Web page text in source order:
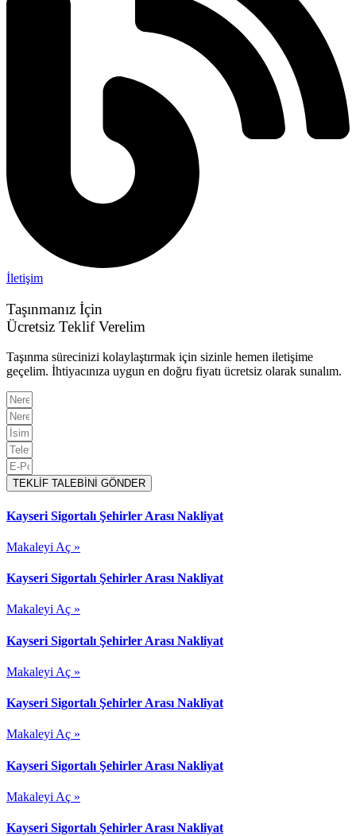
İletişim
Taşınmanız İçin
Ücretsiz Teklif Verelim
Taşınma sürecinizi kolaylaştırmak için sizinle hemen iletişime
geçelim. İhtiyacınıza uygun en doğru fiyatı ücretsiz olarak sunalım.
TEKLİF TALEBİNİ GÖNDER
Kayseri Sigortalı Şehirler Arası Nakliyat
Makaleyi Aç »
Kayseri Sigortalı Şehirler Arası Nakliyat
Makaleyi Aç »
Kayseri Sigortalı Şehirler Arası Nakliyat
Makaleyi Aç »
Kayseri Sigortalı Şehirler Arası Nakliyat
Makaleyi Aç »
Kayseri Sigortalı Şehirler Arası Nakliyat
Makaleyi Aç »
Kayseri Sigortalı Şehirler Arası Nakliyat